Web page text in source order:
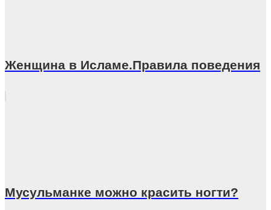
Женщина в Исламе.Правила поведения
Мусульманке можно красить ногти?